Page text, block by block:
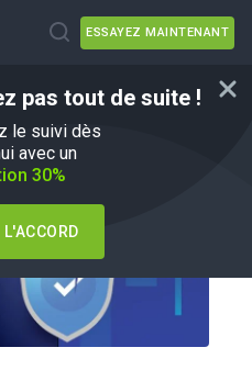
ESSAYEZ MAINTENANT
pas tout de suite !
le suivi dès
avec un
30%
faire